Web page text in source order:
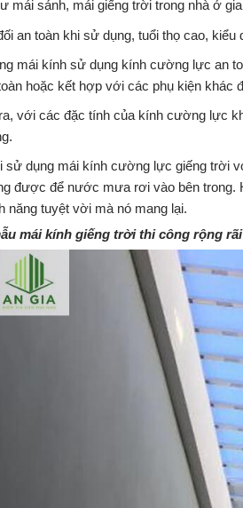
mái sảnh, mái giếng trời trong nhà ở
an toàn khi sử dụng, tuổi thọ cao, kiểu
mái kính sử dụng kính cường lực an
hoặc kết hợp với các phụ kiện khác
với các đặc tính của kính cường lực
sử dụng mái kính cường lực giếng trời
được để nước mưa rơi vào bên trong.
năng tuyệt vời mà nó mang lại.
mái kính giếng trời thi công rộng